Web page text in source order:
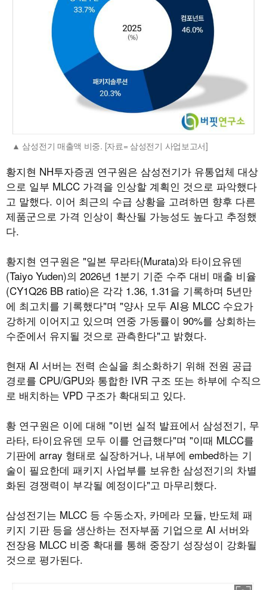
삼성전기 매출액 비중. [자료= 삼성전기 사업보고서]
황지현 NH투자증권 연구원은 삼성전기가 유통업체 대상
으로 일부 MLCC 가격을 인상할 계획인 것으로 파악했다
고 말했다. 이어 최근의 수급 상황을 고려하면 향후 다른
제품군으로 가격 인상이 확산될 가능성도 높다고 추정했
다.
황지현 연구원은 "일본 무라타(Murata)와 타이요유덴
(Taiyo Yuden)의 2026년 1분기 기준 수주 대비 매출 비율
(CY1Q26 BB ratio)은 각각 1.36, 1.31을 기록하며 5년만
에 최고치를 기록했다"며 "양사 모두 AI용 MLCC 수요가
강하게 이어지고 있으며 연중 가동률이 90%를 상회하는
수준에서 유지될 것으로 관측한다"고 밝혔다.
현재 AI 서버는 전력 손실을 최소화하기 위해 전원 공급
경로를 CPU/GPU와 통합한 IVR 구조 또는 하부에 수직으
로 배치하는 VPD 구조가 확대되고 있다.
황 연구원은 이에 대해 "이번 실적 발표에서 삼성전기, 무
라타, 타이요유덴 모두 이를 언급했다"며 "이때 MLCC를
기판에 array 형태로 실장하거나, 내부에 embed하는 기
술이 필요한데 패키지 사업부를 보유한 삼성전기의 차별
화된 경쟁력이 부각될 예정이다"고 마무리했다.
삼성전기는 MLCC 등 수동소자, 카메라 모듈, 반도체 패
키지 기판 등을 생산하는 전자부품 기업으로 AI 서버와
전장용 MLCC 비중 확대를 통해 중장기 성장성이 강화될
것으로 평가된다.